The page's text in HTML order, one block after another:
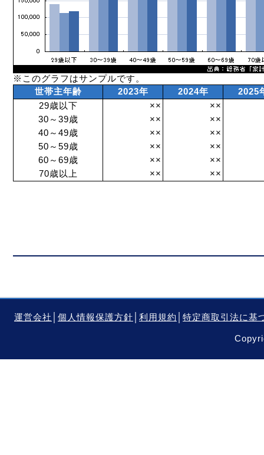
※このグラフはサンプルです。
世帯主年齢
2023年 2024年
2025
29歳以下
××
××
30～39歳
××
××
40～49歳
××
××
50～59歳
××
××
60～69歳
××
××
70歳以上
×× ××
運営会社 個人情報保護方針 利用規約 特定商取引法に基